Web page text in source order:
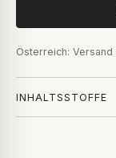
Österreich:
INHALTSSTOFFE